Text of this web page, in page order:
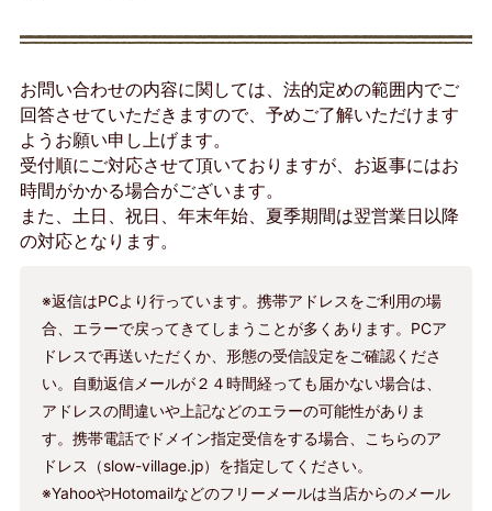
お問い合わせの内容に関しては、法的定めの範囲内でご
回答させていただきますので、予めご了解いただけます
ようお願い申し上げます。
受付順にご対応させて頂いておりますが、お返事にはお
時間がかかる場合がございます。
また、土日、祝日、年末年始、夏季期間は翌営業日以降
の対応となります。
※返信はPCより行っています。携帯アドレスをご利用の場
合、エラーで戻ってきてしまうことが多くあります。PCア
ドレスで再送いただくか、形態の受信設定をご確認くださ
い。自動返信メールが２４時間経っても届かない場合は、
アドレスの間違いや上記などのエラーの可能性がありま
す。携帯電話でドメイン指定受信をする場合、こちらのア
ドレス（slow-village.jp）を指定してください。
※YahooやHotomailなどのフリーメールは当店からのメール